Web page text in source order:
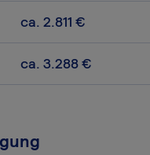
ca. 2.811 €
ca. 3.288 €